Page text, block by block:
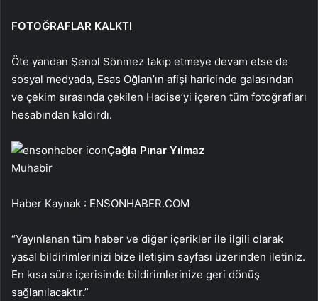
FOTOĞRAFLAR KALKTI
Öte yandan Şenol Sönmez takip etmeye devam etse de
sosyal medyada, Esas Oğlan’ın afişi haricinde galasından
ve çekim sırasında çekilen Hadise’yi içeren tüm fotoğrafları
hesabından kaldırdı.
Çağla Pınar Yılmaz
Muhabir
Haber Kaynak : ENSONHABER.COM
“Yayınlanan tüm haber ve diğer içerikler ile ilgili olarak
yasal bildirimlerinizi bize iletişim sayfası üzerinden iletiniz.
En kısa süre içerisinde bildirimlerinize geri dönüş
sağlanılacaktır.”